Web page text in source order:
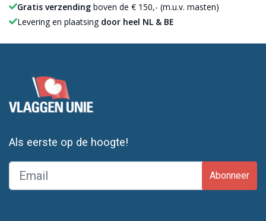
Gratis verzending boven de € 150,- (m.u.v. masten)
Levering en plaatsing door heel NL & BE
Als eerste op de hoogte!
Abonneer